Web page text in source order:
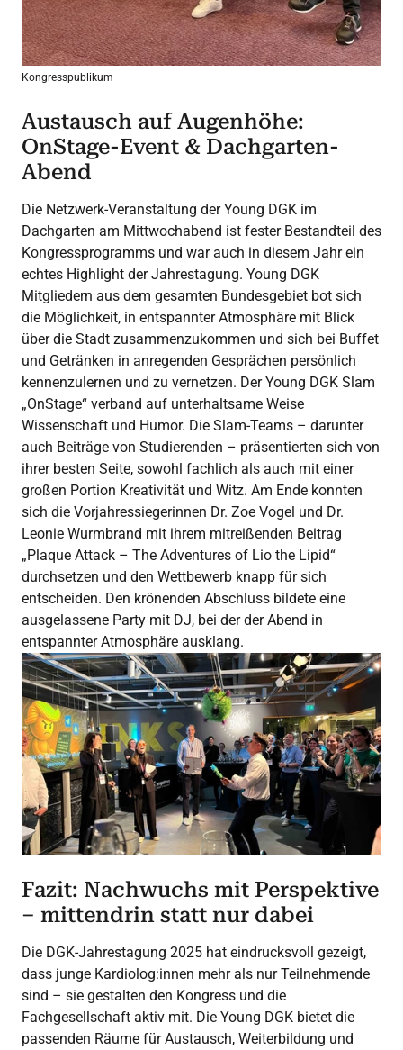
Kongresspublikum
Austausch auf Augenhöhe:
OnStage-Event & Dachgarten-
Abend
Die Netzwerk-Veranstaltung der Young DGK im
Dachgarten am Mittwochabend ist fester Bestandteil des
Kongressprogramms und war auch in diesem Jahr ein
echtes Highlight der Jahrestagung. Young DGK
Mitgliedern aus dem gesamten Bundesgebiet bot sich
die Möglichkeit, in entspannter Atmosphäre mit Blick
über die Stadt zusammenzukommen und sich bei Buffet
und Getränken in anregenden Gesprächen persönlich
kennenzulernen und zu vernetzen. Der Young DGK Slam
„OnStage“ verband auf unterhaltsame Weise
Wissenschaft und Humor. Die Slam-Teams – darunter
auch Beiträge von Studierenden – präsentierten sich von
ihrer besten Seite, sowohl fachlich als auch mit einer
großen Portion Kreativität und Witz. Am Ende konnten
sich die Vorjahressiegerinnen Dr. Zoe Vogel und Dr.
Leonie Wurmbrand mit ihrem mitreißenden Beitrag
„Plaque Attack – The Adventures of Lio the Lipid“
durchsetzen und den Wettbewerb knapp für sich
entscheiden. Den krönenden Abschluss bildete eine
ausgelassene Party mit DJ, bei der der Abend in
entspannter Atmosphäre ausklang.
Fazit: Nachwuchs mit Perspektive
– mittendrin statt nur dabei
Die DGK-Jahrestagung 2025 hat eindrucksvoll gezeigt,
dass junge Kardiolog:innen mehr als nur Teilnehmende
sind – sie gestalten den Kongress und die
Fachgesellschaft aktiv mit. Die Young DGK bietet die
passenden Räume für Austausch, Weiterbildung und